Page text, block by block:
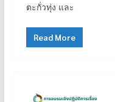
ตะกั่วทุ่ง และ
Read More